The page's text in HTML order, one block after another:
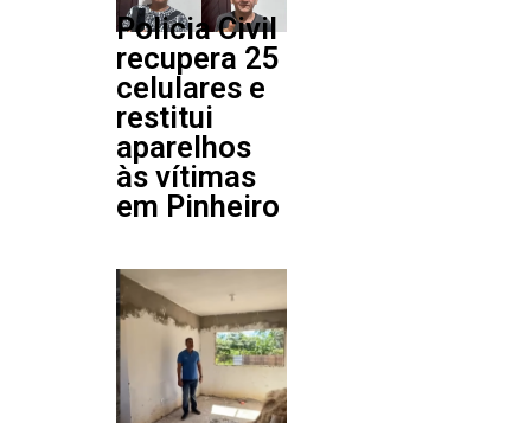
Policia Civil
recupera 25
celulares e
restitui
aparelhos
às vítimas
em Pinheiro